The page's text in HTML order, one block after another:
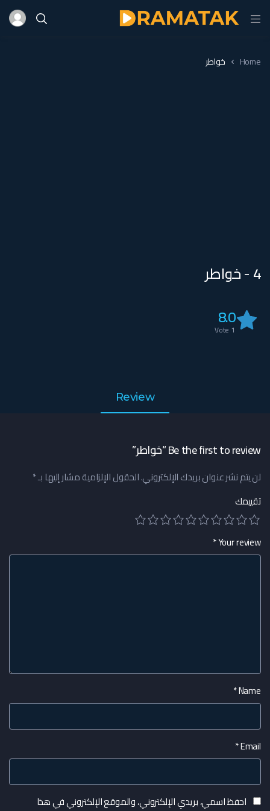
Home خواطر
4 - خواطر
8.0
1
Review
Be the first to review “خواطر”
لن يتم نشر عنوان بريدك الإلكتروني.الحقول الإلزامية مشار إليها بـ*
تقييمك
Your review
*
Name
*
Email
*
احفظ اسمي، بريدي الإلكتروني، والموقع الإلكتروني في هذا